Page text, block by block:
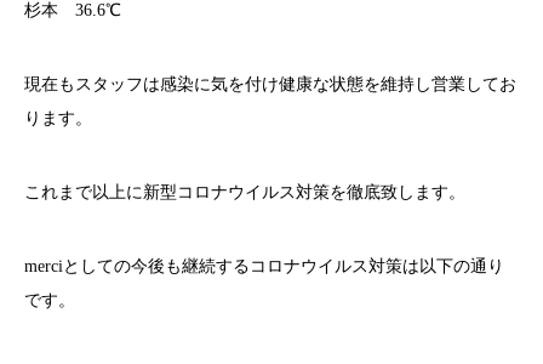
杉本 36.6℃
現在もスタッフは感染に気を付け健康な状態を維持し営業してお
ります。
これまで以上に新型コロナウイルス対策を徹底致します。
merciとしての今後も継続するコロナウイルス対策は以下の通り
です。